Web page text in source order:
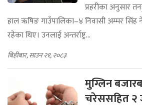
प्रहरीका अनुसार
हाल ऋषिङ गाउँपालिका–४ निवासी अम्मर सिंह
रहेका थिए। उनलाई अन्तर्राष्ट्र...
बिहीबार, साउन २१, २०८३
मुग्लिन
चरेससहित २